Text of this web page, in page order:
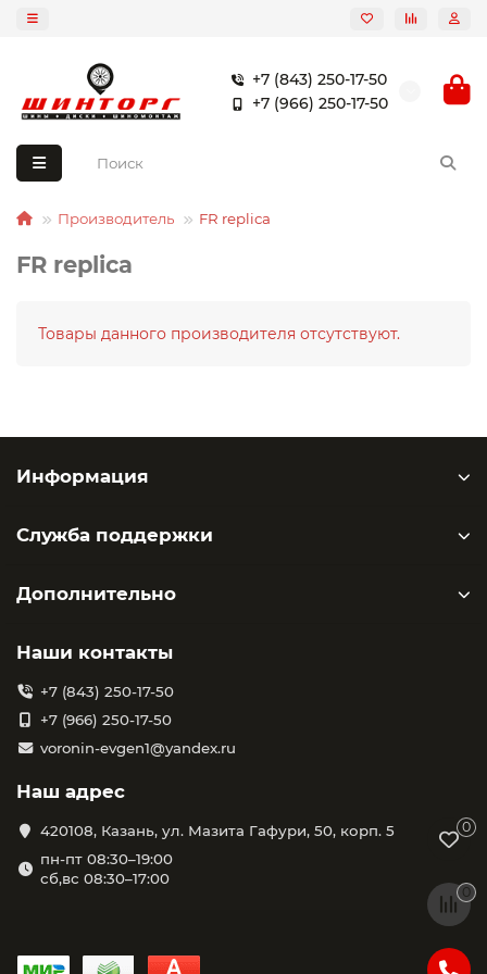
+7 (843) 250-17-50
+7 (966) 250-17-50
Производитель FR replica
FR replica
Товары данного производителя отсутствуют.
Информация
Служба поддержки
Дополнительно
Наши контакты
+7 (843) 250-17-50
+7 (966) 250-17-50
voronin-evgen1@yandex.ru
Наш адрес
420108, Казань, ул. Мазита Гафури, 50, корп. 5
пн-пт 08:30–19:00
сб,вс 08:30–17:00
0
0